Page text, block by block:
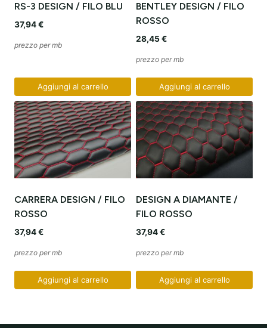
RS-3 DESIGN / FILO BLU
37,94€
prezzo per mb
Aggiungi al carrello
BENTLEY DESIGN / FILO
ROSSO
28,45€
prezzo per mb
Aggiungi al carrello
CARRERA DESIGN / FILO
ROSSO
37,94€
prezzo per mb
Aggiungi al carrello
DESIGN A DIAMANTE /
FILO ROSSO
37,94€
prezzo per mb
Aggiungi al carrello